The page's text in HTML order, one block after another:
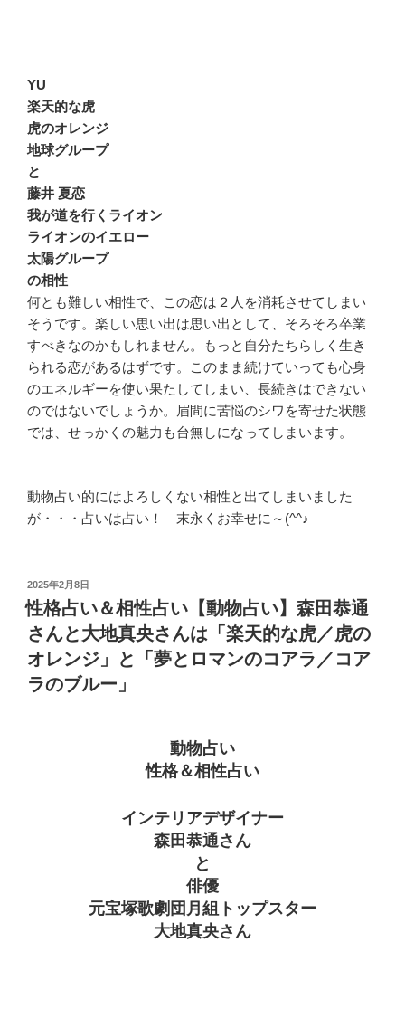
YU
楽天的な虎
虎のオレンジ
地球グループ
と
藤井 夏恋
我が道を行くライオン
ライオンのイエロー
太陽グループ
の相性
何とも難しい相性で、この恋は２人を消耗させてしまい
そうです。楽しい思い出は思い出として、そろそろ卒業
すべきなのかもしれません。もっと自分たちらしく生き
られる恋があるはずです。このまま続けていっても心身
のエネルギーを使い果たしてしまい、長続きはできない
のではないでしょうか。眉間に苦悩のシワを寄せた状態
では、せっかくの魅力も台無しになってしまいます。
動物占い的にはよろしくない相性と出てしまいました
が・・・占いは占い！ 末永くお幸せに～(^^♪
投
稿
日:
2025年2月8日
性格占い＆相性占い【動物占い】森田恭通
さんと大地真央さんは「楽天的な虎／虎の
オレンジ」と「夢とロマンのコアラ／コア
ラのブルー」
動物占い
性格＆相性占い
インテリアデザイナー
森田恭通さん
と
俳優
元宝塚歌劇団月組トップスター
大地真央さん